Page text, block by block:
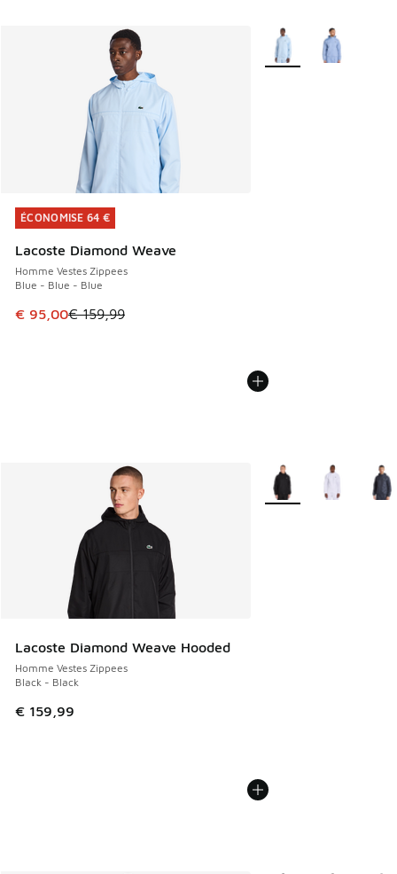
ÉCONOMISE 64 €
Lacoste Diamond Weave
Homme Vestes Zippees
Blue - Blue - Blue
Cet article est en promotion. Prix en baisse de € 159,99 à
€ 95,00€ 159,99
ÉCONOMISE 64 €
Plus de couleurs
Lacoste Diamond Weave Hooded
Homme Vestes Zippees
Black - Black
€ 159,99
Plus de couleurs